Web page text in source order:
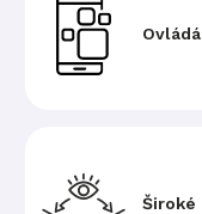
Široké